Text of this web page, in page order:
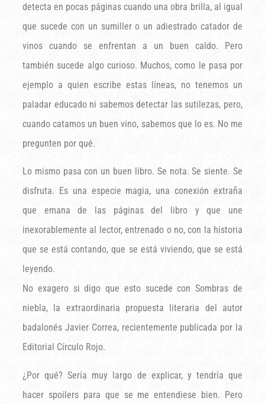
detecta en pocas páginas cuando una obra brilla, al igual
que sucede con un sumiller o un adiestrado catador de
vinos cuando se enfrentan a un buen caldo. Pero
también sucede algo curioso. Muchos, como le pasa por
ejemplo a quien escribe estas líneas, no tenemos un
paladar educado ni sabemos detectar las sutilezas, pero,
cuando catamos un buen vino, sabemos que lo es. No me
pregunten por qué.
Lo mismo pasa con un buen libro. Se nota. Se siente. Se
disfruta. Es una especie magia, una conexión extraña
que emana de las páginas del libro y que une
inexorablemente al lector, entrenado o no, con la historia
que se está contando, que se está viviendo, que se está
leyendo.
No exagero si digo que esto sucede con Sombras de
niebla, la extraordinaria propuesta literaria del autor
badalonés Javier Correa, recientemente publicada por la
Editorial Círculo Rojo.
¿Por qué? Sería muy largo de explicar, y tendría que
hacer spoilers para que se me entendiese bien. Pero